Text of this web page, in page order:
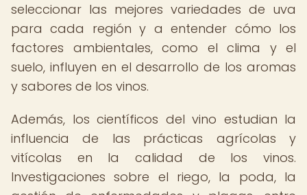
seleccionar las mejores variedades de uva
para cada región y a entender cómo los
factores ambientales, como el clima y el
suelo, influyen en el desarrollo de los aromas
y sabores de los vinos.
Además, los científicos del vino estudian la
influencia de las prácticas agrícolas y
vitícolas en la calidad de los vinos.
Investigaciones sobre el riego, la poda, la